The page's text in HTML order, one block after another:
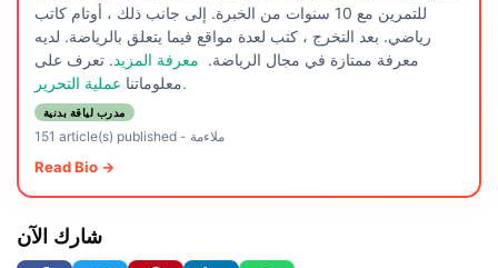
للتمرين مع 10 سنوات من الخبرة. إلى جانب ذلك ، أوتام كاتب
رياضي. بعد التخرج ، كتب لعدة مواقع فيما يتعلق بالرياضة. لديه
معرفة ممتازة في مجال الرياضة. معرفة المزيد. تعرف على
معلوماتناعملية التحرير.
مدرب لياقة بدنية
151 article(s) published- ملاءمة
Read Bio →
شارك الآن